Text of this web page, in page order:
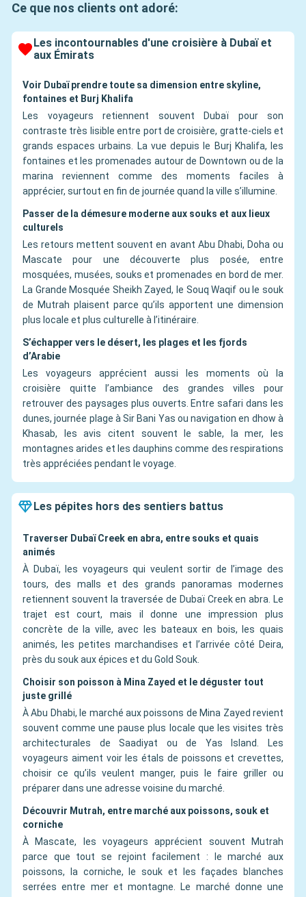
Ce que nos clients ont adoré:
Les incontournables d'une croisière à Dubaï et
aux Émirats
Voir Dubaï prendre toute sa dimension entre skyline,
fontaines et Burj Khalifa
Les voyageurs retiennent souvent Dubaï pour son
contraste très lisible entre port de croisière, gratte-ciels et
grands espaces urbains. La vue depuis le Burj Khalifa, les
fontaines et les promenades autour de Downtown ou de la
marina reviennent comme des moments faciles à
apprécier, surtout en fin de journée quand la ville s’illumine.
Passer de la démesure moderne aux souks et aux lieux
culturels
Les retours mettent souvent en avant Abu Dhabi, Doha ou
Mascate pour une découverte plus posée, entre
mosquées, musées, souks et promenades en bord de mer.
La Grande Mosquée Sheikh Zayed, le Souq Waqif ou le souk
de Mutrah plaisent parce qu’ils apportent une dimension
plus locale et plus culturelle à l’itinéraire.
S’échapper vers le désert, les plages et les fjords
d’Arabie
Les voyageurs apprécient aussi les moments où la
croisière quitte l’ambiance des grandes villes pour
retrouver des paysages plus ouverts. Entre safari dans les
dunes, journée plage à Sir Bani Yas ou navigation en dhow à
Khasab, les avis citent souvent le sable, la mer, les
montagnes arides et les dauphins comme des respirations
très appréciées pendant le voyage.
Les pépites hors des sentiers battus
Traverser Dubaï Creek en abra, entre souks et quais
animés
À Dubaï, les voyageurs qui veulent sortir de l’image des
tours, des malls et des grands panoramas modernes
retiennent souvent la traversée de Dubaï Creek en abra. Le
trajet est court, mais il donne une impression plus
concrète de la ville, avec les bateaux en bois, les quais
animés, les petites marchandises et l’arrivée côté Deira,
près du souk aux épices et du Gold Souk.
Choisir son poisson à Mina Zayed et le déguster tout
juste grillé
À Abu Dhabi, le marché aux poissons de Mina Zayed revient
souvent comme une pause plus locale que les visites très
architecturales de Saadiyat ou de Yas Island. Les
voyageurs aiment voir les étals de poissons et crevettes,
choisir ce qu’ils veulent manger, puis le faire griller ou
préparer dans une adresse voisine du marché.
Découvrir Mutrah, entre marché aux poissons, souk et
corniche
À Mascate, les voyageurs apprécient souvent Mutrah
parce que tout se rejoint facilement : le marché aux
poissons, la corniche, le souk et les façades blanches
serrées entre mer et montagne. Le marché donne une